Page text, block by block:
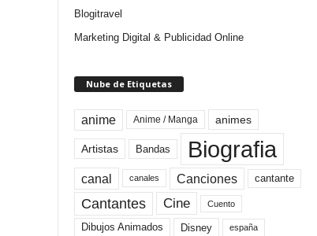
Blogitravel
Marketing Digital & Publicidad Online
Nube de Etiquetas
anime Anime / Manga animes
Artistas Bandas Biografia
canal canales Canciones cantante
Cantantes Cine Cuento
Dibujos Animados Disney españa